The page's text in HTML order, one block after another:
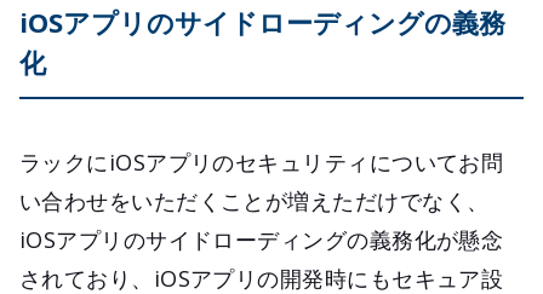
iOSアプリのサイドローディングの義務
化
ラックにiOSアプリのセキュリティについてお問
い合わせをいただくことが増えただけでなく、
iOSアプリのサイドローディングの義務化が懸念
されており、iOSアプリの開発時にもセキュア設